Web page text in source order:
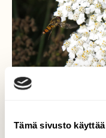
Tämä sivusto